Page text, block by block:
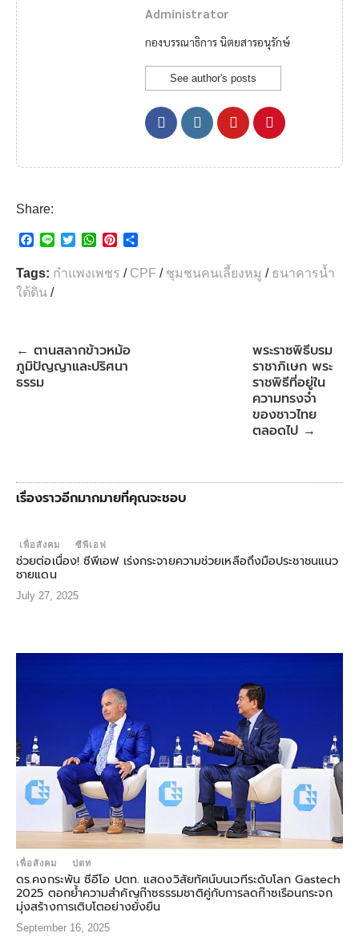
Administrator
กองบรรณาธิการ นิตยสารอนุรักษ์
See author's posts
Share:
c
e
b
n
i
W
a
n
t
a
Tags: กำแพงเพชร / CPF / ชุมชนคนเลี้ยงหมู / ธนาคารน้ำ
ใต้ดิน /
← ตานสลากข้าวหม้อ
ภูมิปัญญาและปริศนา
ธรรม
พระราชพิธีบรม
ราชาภิเษก พระ
ราชพิธีที่อยู่ใน
ความทรงจํา
ของชาวไทย
ตลอดไป →
เรื่องราวอีกมากมายที่คุณจะชอบ
เพื่อสังคม ซีพีเอฟ
ช่วยต่อเนื่อง! ซีพีเอฟ เร่งกระจายความช่วยเหลือถึงมือประชาชนแนว
ชายแดน
July 27, 2025
เพื่อสังคม ปตท
ดร.คงกระพัน ซีอีโอ ปตท. แสดงวิสัยทัศน์บนเวทีระดับโลก Gastech
2025 ตอกย้ำความสำคัญก๊าซธรรมชาติคู่กับการลดก๊าซเรือนกระจก
มุ่งสร้างการเติบโตอย่างยั่งยืน
September 16, 2025